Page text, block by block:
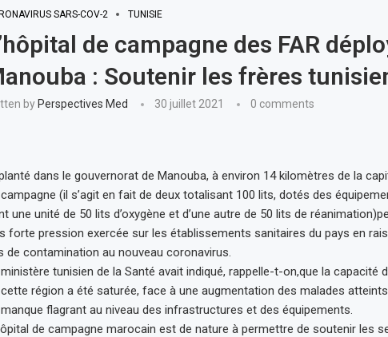
SARS-COV-2 TUNISIE
de campagne des FAR
: Soutenir les frères
by Perspectives Med 30 juillet 2021 0 comments
dans le gouvernorat de Manouba, à environ 14 kilomètres de la
(il s’agit en fait de deux totalisant 100 lits, dotés des
une unité de 50 lits d’oxygène et d’une autre de 50 lits de
forte pression exercée sur les établissements sanitaires du pays en
de contamination au nouveau coronavirus.
tunisien de la Santé avait indiqué, rappelle-t-on,que la capacité
région a été saturée, face à une augmentation des malades
flagrant au niveau des infrastructures et des équipements.
de campagne marocain est de nature à permettre de soutenir les